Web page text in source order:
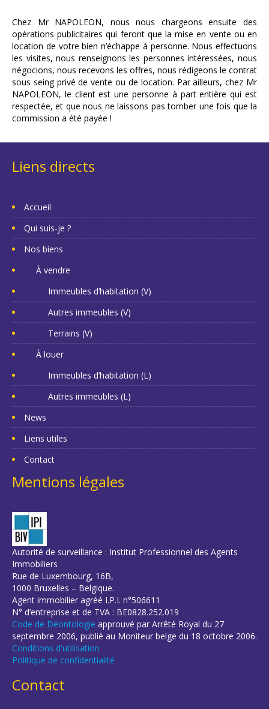
Chez Mr NAPOLEON, nous nous chargeons ensuite des
opérations publicitaires qui feront que la mise en vente ou en
location de votre bien n’échappe à personne. Nous effectuons
les visites, nous renseignons les personnes intéressées, nous
négocions, nous recevons les offres, nous rédigeons le contrat
sous seing privé de vente ou de location. Par ailleurs, chez Mr
NAPOLEON, le client est une personne à part entière qui est
respectée, et que nous ne laissons pas tomber une fois que la
commission a été payée !
Liens directs
Accueil
Qui suis-je ?
Nos biens
À vendre
Immeubles d’habitation (V)
Autres immeubles (V)
Terrains (V)
À louer
Immeubles d’habitation (L)
Autres immeubles (L)
News
Liens utiles
Contact
Mentions légales
Autorité de surveillance : Institut Professionnel des Agents
Immobiliers
Rue de Luxembourg, 16B,
1000 Bruxelles – Belgique.
Agent immobilier agréé I.P.I. n°506611
N° d’entreprise et de TVA : BE0828.252.019
Code de Déontologie approuvé par Arrêté Royal du 27
septembre 2006, publié au Moniteur belge du 18 octobre 2006.
Conditions d'utilisation
Politique de confidentialité
Contact